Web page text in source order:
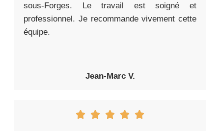
sous-Forges. Le travail est soigné et
professionnel. Je recommande vivement cette
équipe.
Jean-Marc V.